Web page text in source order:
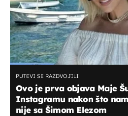
PUTEVI SE RAZDVOJILI
Ovo je prva objava Maje
Instagramu nakon što
nije sa Šimom Elezom